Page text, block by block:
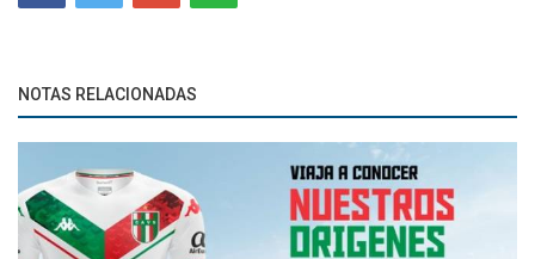
NOTAS RELACIONADAS